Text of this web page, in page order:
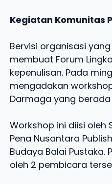
Kegiatan Komunitas
Bervisi organisasi
membuat Forum
kepenulisan. Pada
mengadakan
Darmaga yang berada
Workshop ini diisi oleh
Pena Nusantara
Budaya Balai
oleh 2 pembicara